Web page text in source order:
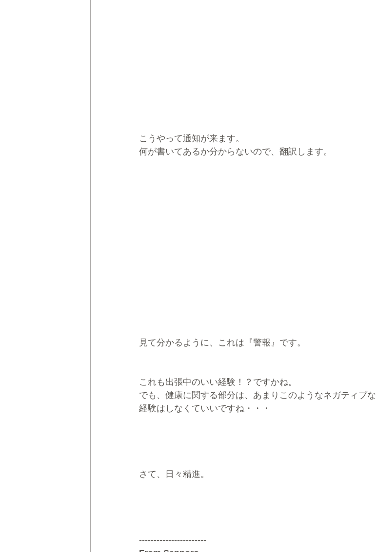
こうやって通知が来ます。
何が書いてあるか分からないので、翻訳します。
見て分かるように、これは『警報』です。
これも出張中のいい経験！？ですかね。
でも、健康に関する部分は、あまりこのようなネガティブな
経験はしなくていいですね・・・
さて、日々精進。
-----------------------